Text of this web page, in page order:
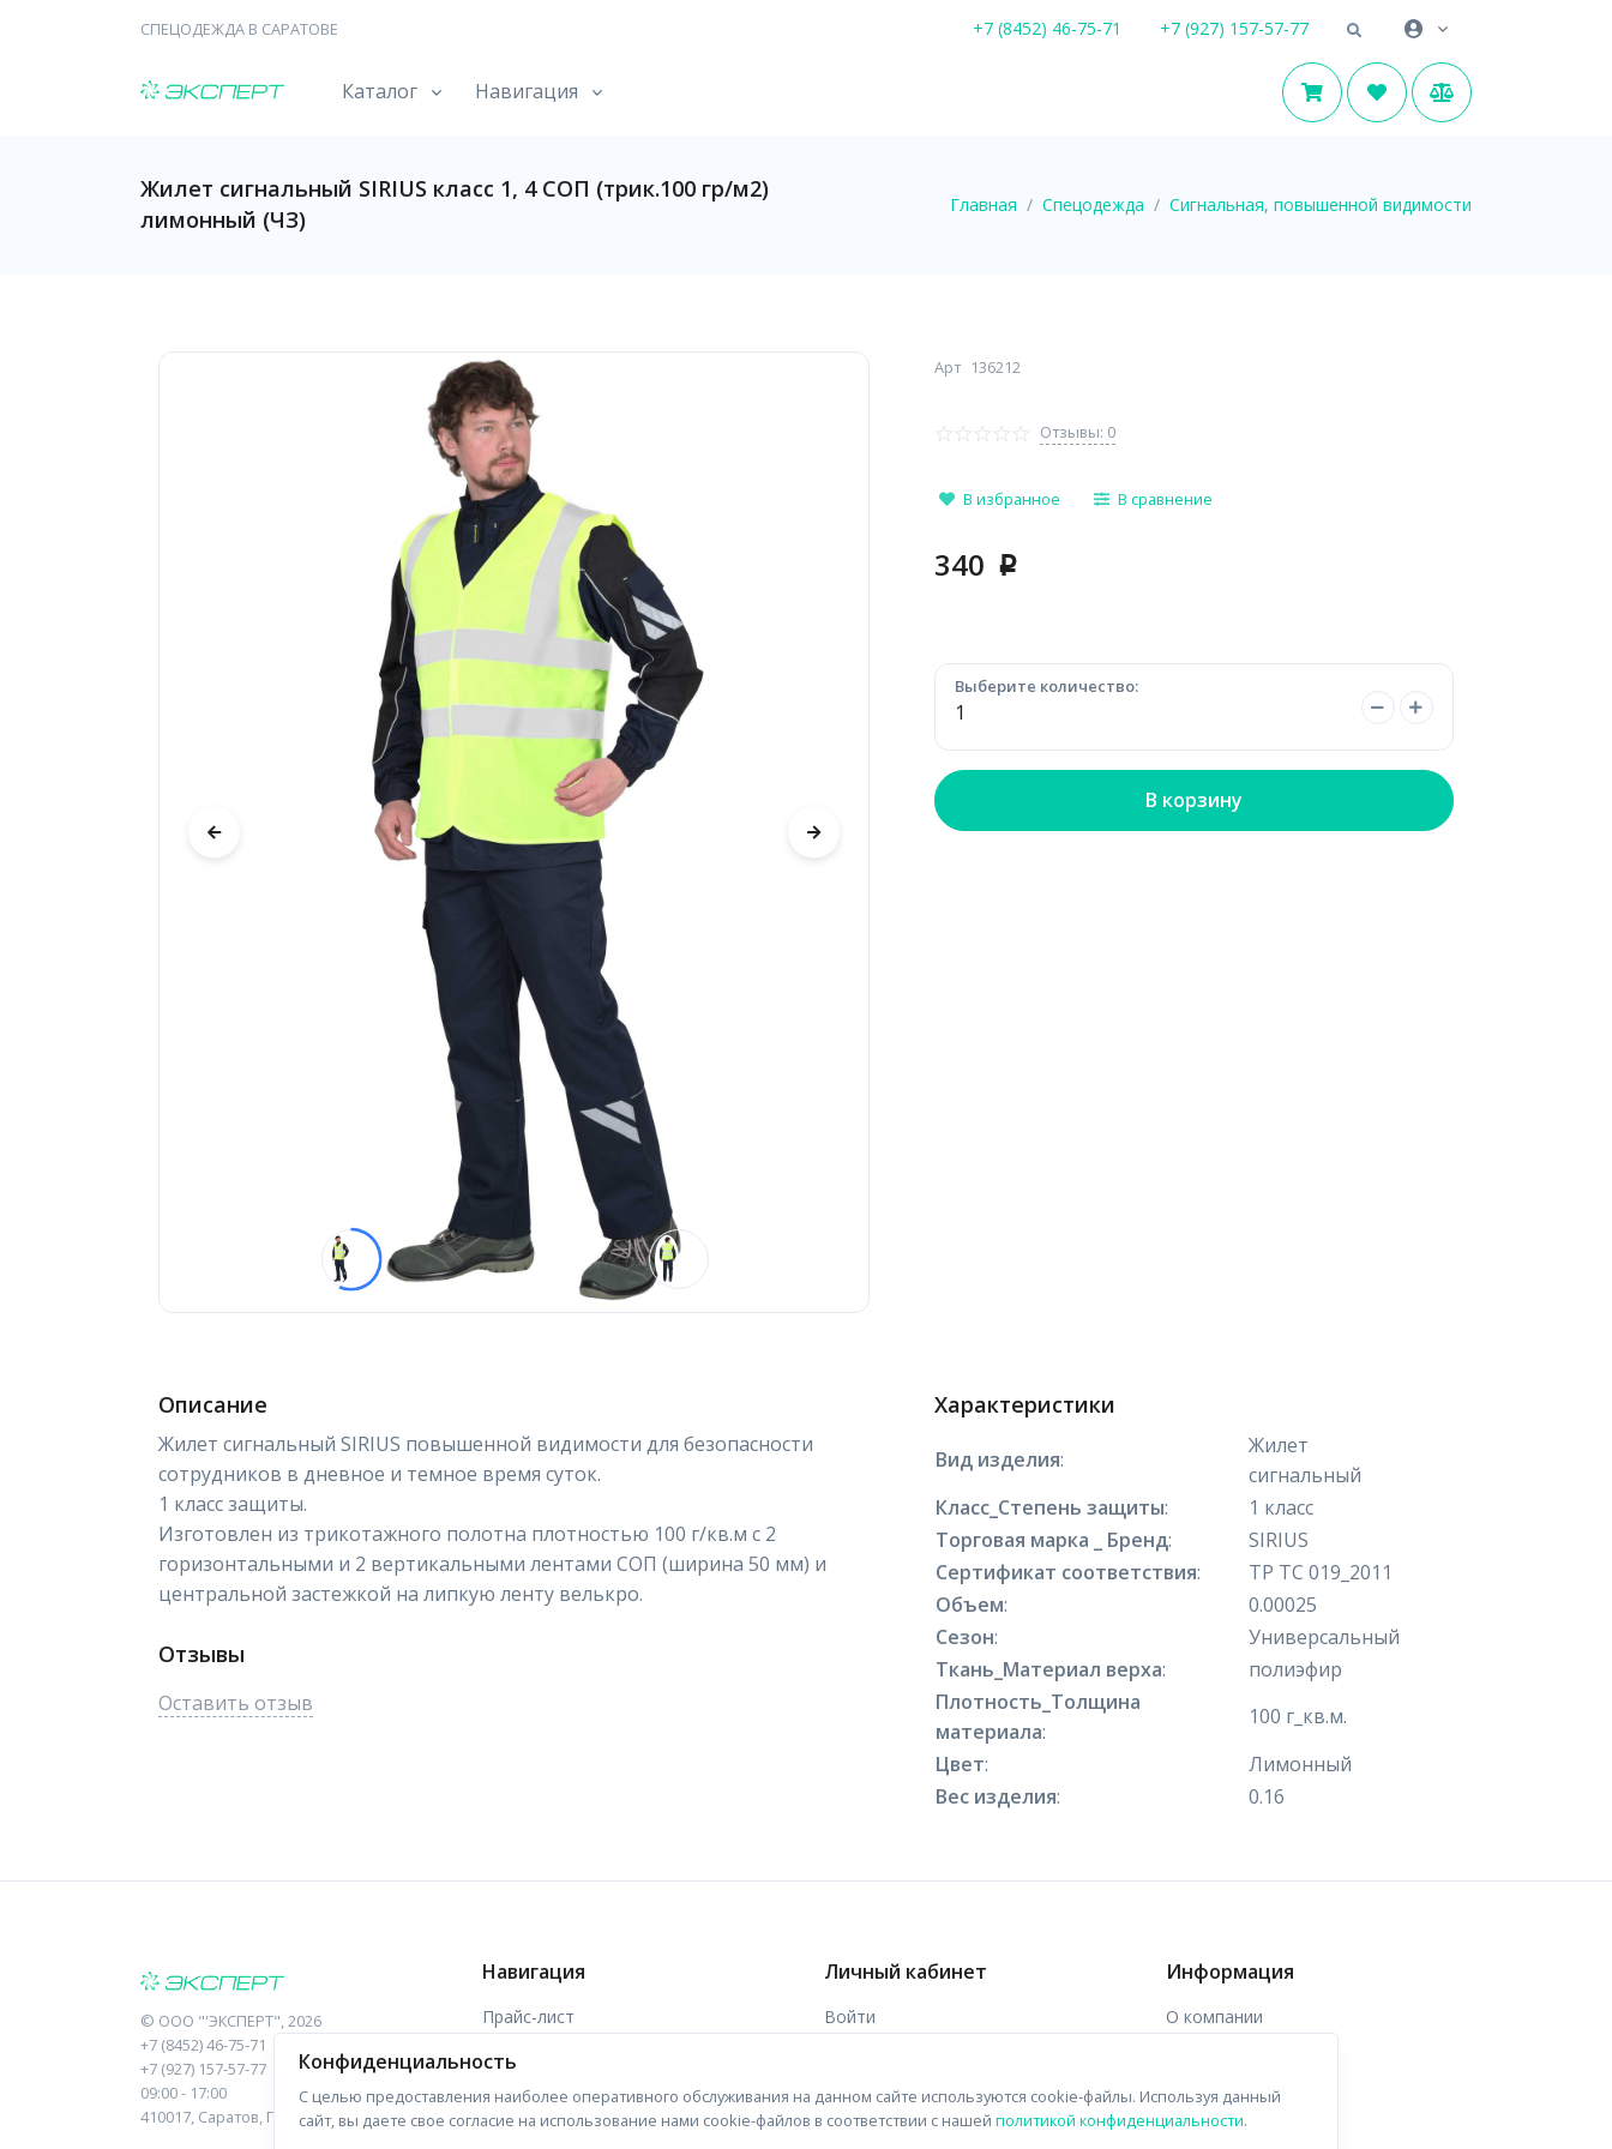
СПЕЦОДЕЖДА В САРАТОВЕ +7 (8452) 46-75-71 +7 (927) 157-57-77
Каталог Навигация
Жилет сигнальный SIRIUS класс 1, 4 СОП (трик.100 гр/м2)
лимонный (ЧЗ)
Главная Спецодежда Сигнальная, повышенной видимости
Арт 136212
Отзывы: 0
В избранное В сравнение
340 p
Выберите количество:
В корзину
Описание
Жилет сигнальный SIRIUS повышенной видимости для безопасности
сотрудников в дневное и темное время суток.
1 класс защиты.
Изготовлен из трикотажного полотна плотностью 100 г/кв.м с 2
горизонтальными и 2 вертикальными лентами СОП (ширина 50 мм) и
центральной застежкой на липкую ленту велькро.
Отзывы
Оставить отзыв
Характеристики
Вид изделия:
Жилет
сигнальный
Класс_Степень защиты:
1 класс
Торговая марка _ Бренд:
SIRIUS
Сертификат соответствия:
ТР ТС 019_2011
Объем:
0.00025
Сезон:
Универсальный
Ткань_Материал верха:
полиэфир
Плотность_Толщина
материала:
100 г_кв.м.
Цвет:
Лимонный
Вес изделия: 0.16
© ООО "'ЭКСПЕРТ", 2026
+7 (8452) 46-75-71
+7 (927) 157-57-77
09:00 - 17:00
410017, Саратов, Пугачева, 10 к1, оф.23
Навигация
Прайс-лист
Отзывы
Форма связи
Личный кабинет
Войти
Информация
О компании
Контакты
Конфиденциальность
С целью предоставления наиболее оперативного обслуживания на данном сайте используются cookie-файлы. Используя данный
сайт, вы даете свое согласие на использование нами cookie-файлов в соответствии с нашей политикой конфиденциальности.